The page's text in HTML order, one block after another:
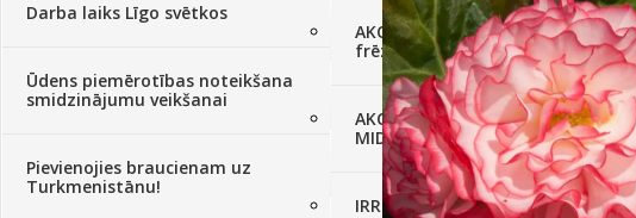
Darba laiks Līgo svētkos
Ūdens piemērotības noteikšana
smidzinājumu veikšanai
Pievienojies braucienam uz
Turkmenistānu!
AKCIJAS komplekts - SOLIS 26
frēze + mulčieris
AKCIJAS komplekts - SOLIS 26 HST
MID MOWER + piekabe
IRRITEC Pilienlaistīšanas
Augu aizsardzība(366)
Mēslojumi(495)
Augsne, kūdra, mulča